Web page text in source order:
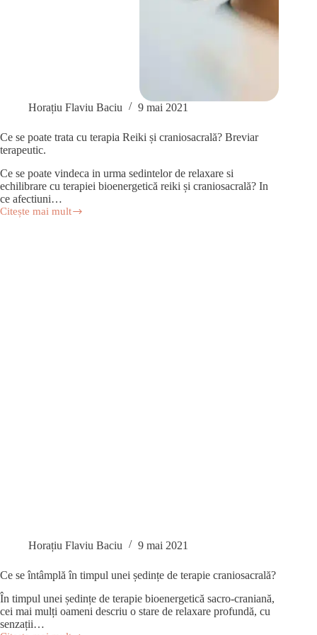
Horațiu Flaviu Baciu 9 mai 2021
Ce se poate trata cu terapia Reiki și craniosacrală? Breviar
terapeutic.
Ce se poate vindeca in urma sedintelor de relaxare si
echilibrare cu terapiei bioenergetică reiki și craniosacrală? In
ce afectiuni…
Citește mai mult
Ce
Horațiu Flaviu Baciu 9 mai 2021
Ce se întâmplă în timpul unei ședințe de terapie craniosacrală?
În timpul unei ședințe de terapie bioenergetică sacro-craniană,
cei mai mulți oameni descriu o stare de relaxare profundă, cu
senzații…